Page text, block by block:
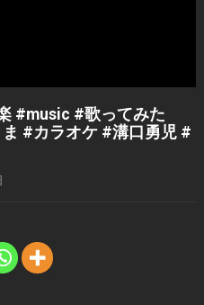
#music #歌ってみた
#カラオケ #溝口勇児 #